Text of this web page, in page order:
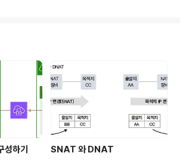
Brocade, Arista etc
VLAN ID로 4094 VLAN
VNID로 1600만개의 VXL
VLAN은 STP 사..
하기 SNAT 와 DNAT